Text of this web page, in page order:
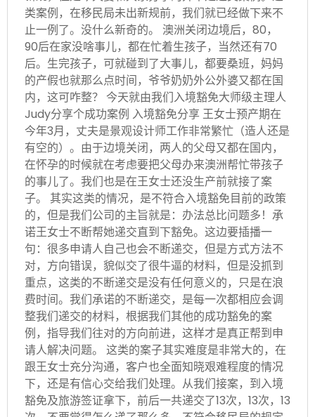
类案例，在移民局未出新规前，我们就已经做下来不
止一例了。没什么新奇的。 澳洲关闭边境后，80，
90后在家没啥事儿，都在忙着生孩子，当然还有70
后。生完孩子，可就碰到了大事儿，都要桑班，妈妈
的产假也就那么点时间，爷爷奶奶外公外婆又都在国
内，这可咋整？ 今天就由我们入境豁免大师级主理人
Judy分享个成功案例 入境豁免分享 王女士预产期在
今年3月，丈夫是景观设计师工作非常繁忙（造人还是
有空的）。由于边境关闭，两人的父母又都在国内，
在怀孕的时候就在考虑要把父母办来澳洲帮忙带孩子
的事儿了。我们也是在王女士还没生产前就接了案
子。 其实这类的情况，是不符合入境豁免目前的政策
的，但是我们公司的主旨就是：办法总比问题多！承
诺王女士不断帮她递交直到下豁免。这边要插播一
句：很多申请人自己也会不断递交，但是方式方法不
对，方向错误，貌似交了很牛逼的材料，但是没抓到
重点，这类的不断递交是没有任何意义的，只是在浪
费时间。我们承诺的不断递交，是每一次都相应会调
整我们递交的材料，根据我们其他的成功豁免的案
例，指导我们往对的方向前进，这样才是真正帮到申
请人解决问题。 这类的案子其实难度是非常大的，在
跟王女士充分沟通，客户也全面知晓艰难程度的情况
下，还是有信心交给我们处理。从我们接案，到入境
豁免及旅游签证拿下，前后一共递交了13次，13次，13